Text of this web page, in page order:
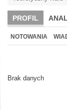
PROFIL
BR LAB
NOTOWANIA
Brak danych